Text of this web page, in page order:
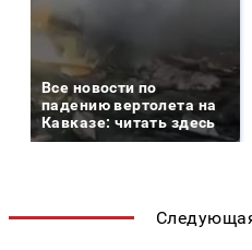
Все новости по
падению вертолета на
Кавказе: читать здесь